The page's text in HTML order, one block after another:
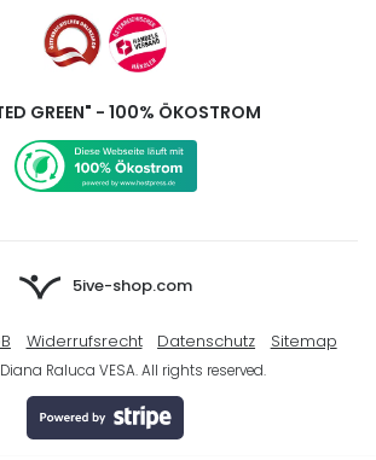
GREEN" - 100% ÖKOSTROM
5ive-shop.com
Widerrufsrecht Datenschutz Sitemap
Raluca VESA. All rights reserved.